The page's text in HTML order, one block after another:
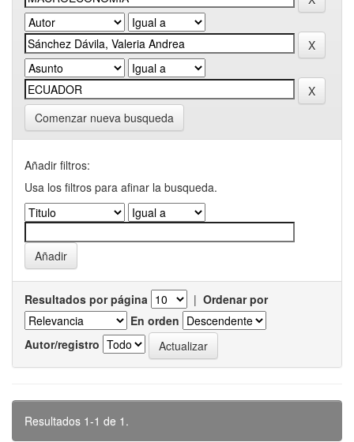
Comenzar nueva busqueda
Añadir filtros:
Usa los filtros para afinar la busqueda.
Resultados por página | Ordenar por
En orden
Autor/registro
Resultados 1-1 de 1.